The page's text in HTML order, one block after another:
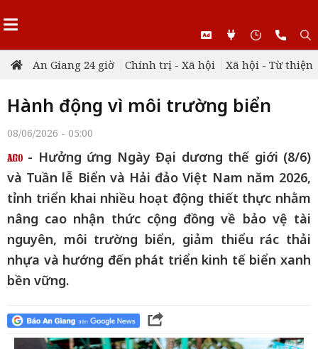
An Giang 24 giờ Chính trị - Xã hội Xã hội - Từ thiện
Hành động vì môi trường biển
08/06/2026 - 05:00
- Hưởng ứng Ngày Đại dương thế giới (8/6)
và Tuần lễ Biển và Hải đảo Việt Nam năm 2026,
tỉnh triển khai nhiều hoạt động thiết thực nhằm
nâng cao nhận thức cộng đồng về bảo vệ tài
nguyên, môi trường biển, giảm thiểu rác thải
nhựa và hướng đến phát triển kinh tế biển xanh
bền vững.